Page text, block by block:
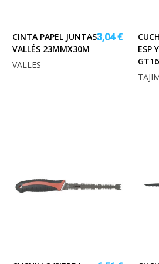
CINTA PAPEL JUNTAS
VALLÉS 23MMX30M
3,04 €
VALLES
ESP